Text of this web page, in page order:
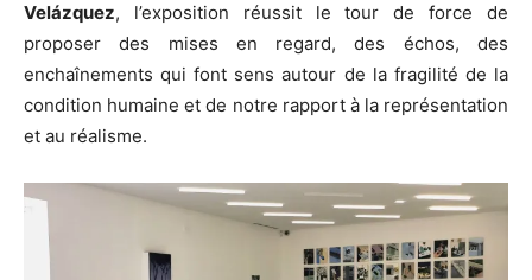
Velázquez, l’exposition réussit le tour de force de
proposer des mises en regard, des échos, des
enchaînements qui font sens autour de la fragilité de la
condition humaine et de notre rapport à la représentation
et au réalisme.